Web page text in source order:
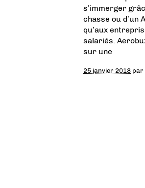
s’immerger
chasse ou d’un
qu’aux
salariés.
sur une
25 janvier 2018 par